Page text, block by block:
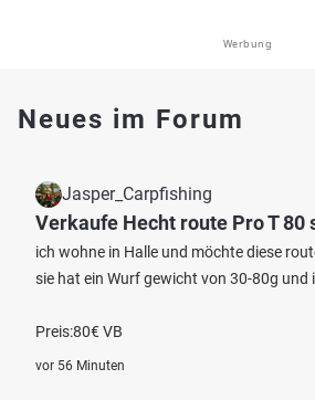
Werbung
Neues im Forum
Jasper_Carpfishing
Verkaufe Hecht route Pro T 80
ich wohne in Halle und möchte diese
sie hat ein Wurf gewicht von 30-80g und
Preis:80€ VB
vor 56 Minuten